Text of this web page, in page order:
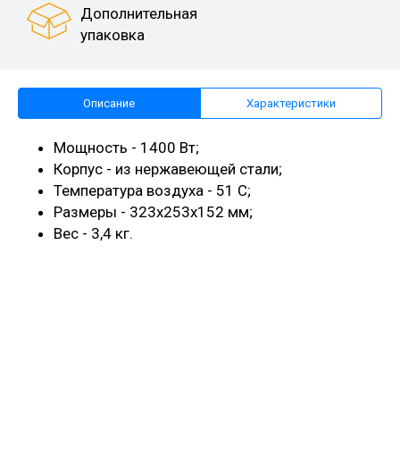
Дополнительная
упаковка
Описание Характеристики
Мощность - 1400 Вт;
Корпус - из нержавеющей стали;
Температура воздуха - 51 С;
Размеры - 323х253х152 мм;
Вес - 3,4 кг.